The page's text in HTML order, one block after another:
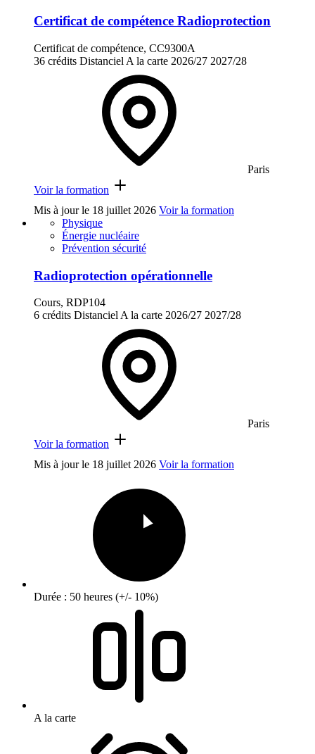
Certificat de compétence Radioprotection
Certificat de compétence, CC9300A
36 crédits Distanciel A la carte 2026/27 2027/28
Paris
Voir la formation
Mis à jour le 18 juillet 2026 Voir la formation
Physique
Énergie nucléaire
Prévention sécurité
Radioprotection opérationnelle
Cours, RDP104
6 crédits DistancielA la carte 2026/27 2027/28
Paris
Voir la formation
Mis à jour le 18 juillet 2026 Voir la formation
Durée : 50 heures (+/- 10%)
A la carte